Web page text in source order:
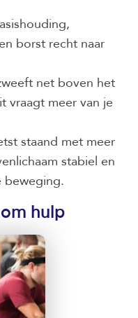
borst recht naar
net boven het
vraagt meer van je
staand met meer
stabiel en
beweging.
hulp